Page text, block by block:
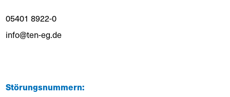
05401 8922-0
info@ten-eg.de
Störungsnummern: